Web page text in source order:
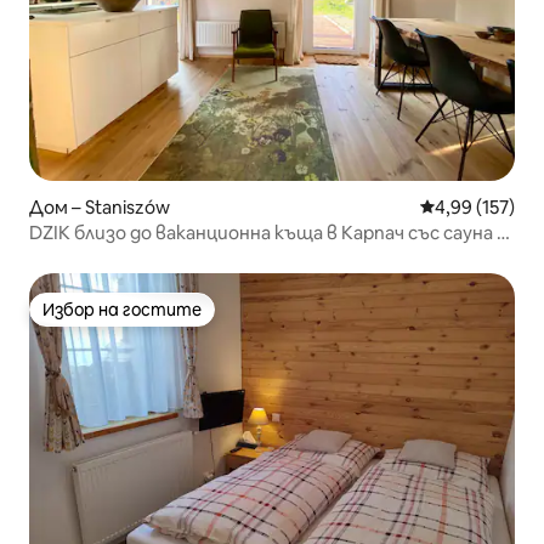
Дом – Staniszów Средна
4,99 (157)
DZIK близо до ваканционна къща в Карпач със сауна и
Избор на гостите
Избор на гостите